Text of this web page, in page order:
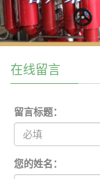
在线留言
留言标题：
您的姓名：